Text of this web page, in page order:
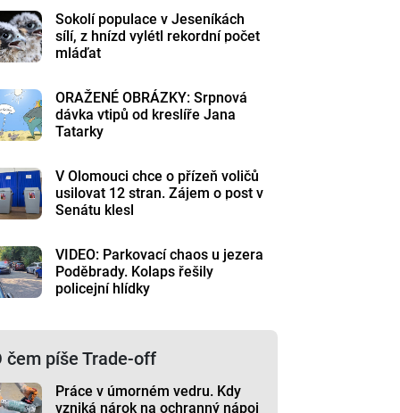
Sokolí populace v Jeseníkách
sílí, z hnízd vylétl rekordní počet
mláďat
ORAŽENÉ OBRÁZKY: Srpnová
dávka vtipů od kreslíře Jana
Tatarky
V Olomouci chce o přízeň voličů
usilovat 12 stran. Zájem o post v
Senátu klesl
VIDEO: Parkovací chaos u jezera
Poděbrady. Kolaps řešily
policejní hlídky
čem píše Trade-off
Práce v úmorném vedru. Kdy
vzniká nárok na ochranný nápoj